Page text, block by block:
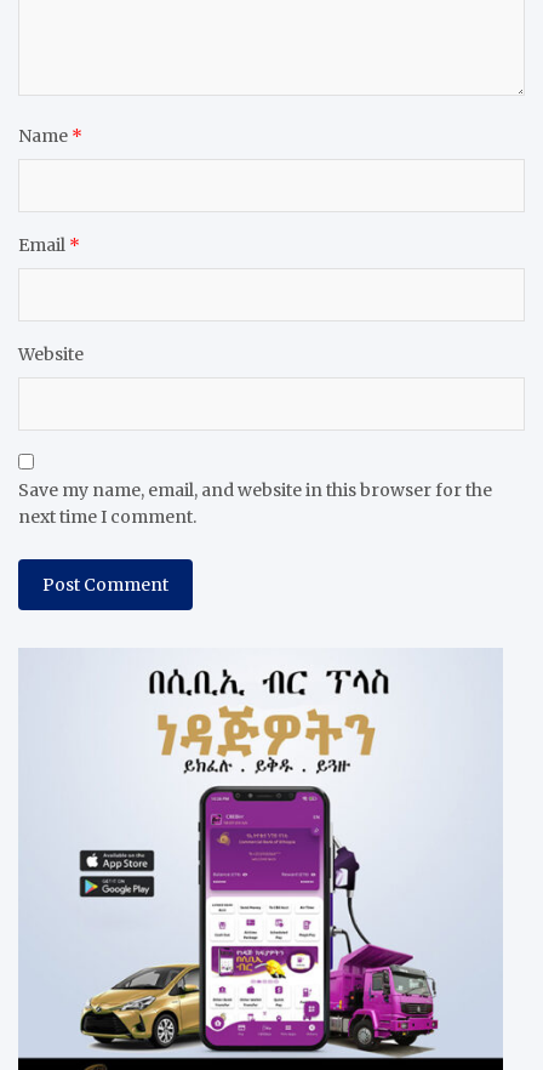
Name *
Email *
Website
Save my name, email, and website in this browser for the
next time I comment.